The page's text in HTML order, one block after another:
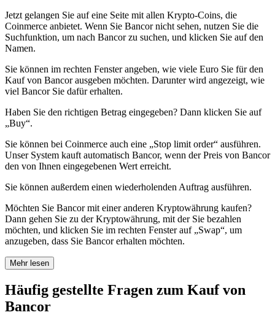
Jetzt gelangen Sie auf eine Seite mit allen Krypto-Coins, die
Coinmerce anbietet. Wenn Sie Bancor nicht sehen, nutzen Sie die
Suchfunktion, um nach Bancor zu suchen, und klicken Sie auf den
Namen.
Sie können im rechten Fenster angeben, wie viele Euro Sie für den
Kauf von Bancor ausgeben möchten. Darunter wird angezeigt, wie
viel Bancor Sie dafür erhalten.
Haben Sie den richtigen Betrag eingegeben? Dann klicken Sie auf
„Buy“.
Sie können bei Coinmerce auch eine „Stop limit order“ ausführen.
Unser System kauft automatisch Bancor, wenn der Preis von Bancor
den von Ihnen eingegebenen Wert erreicht.
Sie können außerdem einen wiederholenden Auftrag ausführen.
Möchten Sie Bancor mit einer anderen Kryptowährung kaufen?
Dann gehen Sie zu der Kryptowährung, mit der Sie bezahlen
möchten, und klicken Sie im rechten Fenster auf „Swap“, um
anzugeben, dass Sie Bancor erhalten möchten.
Mehr lesen
Häufig gestellte Fragen zum Kauf von
Bancor